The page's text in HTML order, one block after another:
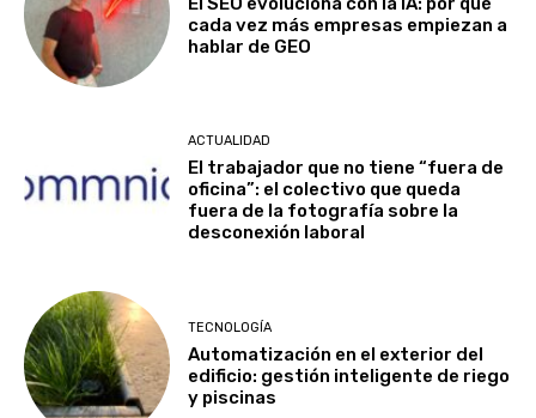
cada vez más empresas empiezan a
hablar de GEO
ACTUALIDAD
El trabajador que no tiene “fuera de
oficina”: el colectivo que queda
fuera de la fotografía sobre la
desconexión laboral
TECNOLOGÍA
Automatización en el exterior del
edificio: gestión inteligente de riego
y piscinas